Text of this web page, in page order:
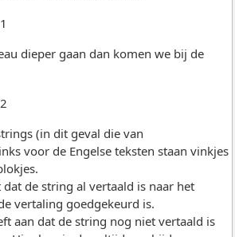
dieper gaan dan komen we bij de
(in dit geval die van
voor de Engelse teksten staan vinkjes
dat de string al vertaald is naar het
vertaling goedgekeurd is.
aan dat de string nog niet vertaald is